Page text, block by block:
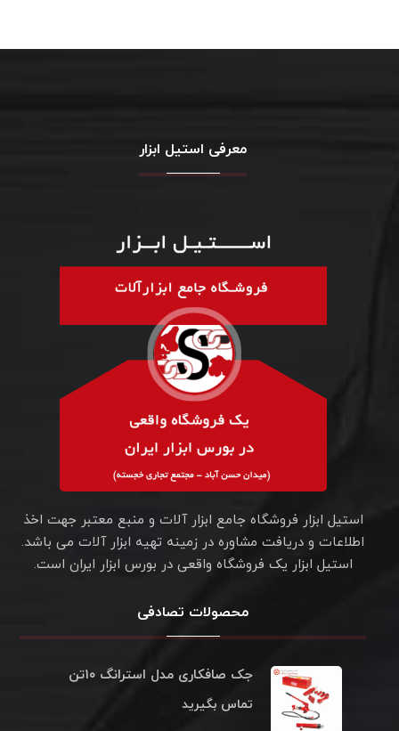
معرفی استیل ابزار
استیل ابزار فروشگاه جامع ابزار آلات و منبع معتبر جهت اخذ
اطلاعات و دریافت مشاوره در زمینه تهیه ابزار آلات می باشد.
استیل ابزار یک فروشگاه واقعی در بورس ابزار ایران است.
محصولات تصادفی
جک صافکاری مدل استرانگ ۱۰تن
تماس بگیرید